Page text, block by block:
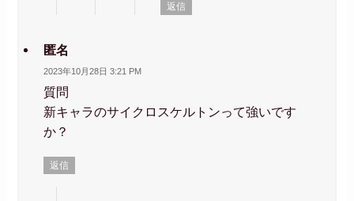
返信
匿名
2023年10月28日 3:21 PM
質問
新キャラのサイクロスケルトンって強いです
か？
返信